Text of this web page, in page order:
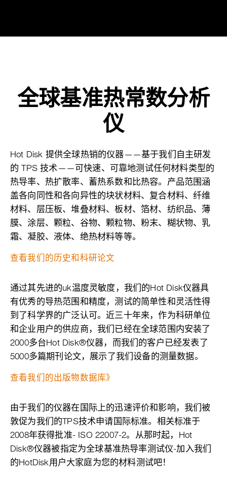
全球基准热常数分析
仪
Hot Disk 提供全球热销的仪器——基于我们自主研发
的 TPS 技术——可快速、可靠地测试任何材料类型的
热导率、热扩散率、蓄热系数和比热容。产品范围涵
盖各向同性和各向异性的块状材料、复合材料、纤维
材料、层压板、堆叠材料、板材、箔材、纺织品、薄
膜、涂层、颗粒、谷物、颗粒物、粉末、糊状物、乳
霜、凝胶、液体、绝热材料等等。
查看我们的历史和科研论文
通过其先进的uk温度灵敏度，我们的Hot Disk仪器具
有优秀的导热范围和精度，测试的简单性和灵活性得
到了科学界的广泛认可。近三十年来，作为科研单位
和企业用户的供应商，我们已经在全球范围内安装了
2000多台Hot Disk®仪器，而我们的客户已经发表了
5000多篇期刊论文，展示了我们设备的测量数据。
查看我们的出版物数据库》
由于我们的仪器在国际上的迅速评价和影响，我们被
敦促为我们的TPS技术申请国际标准。相关标准于
2008年获得批准- ISO 22007-2。从那时起，Hot
Disk®仪器被指定为全球基准热导率测试仪-加入我们
的HotDisk用户大家庭为您的材料测试吧！